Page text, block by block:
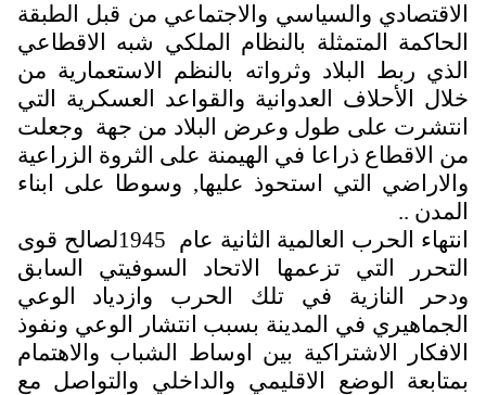
الاقتصادي والسياسي والاجتماعي من قبل الطبقة
الحاكمة المتمثلة بالنظام الملكي شبه الاقطاعي
الذي ربط البلاد وثرواته بالنظم الاستعمارية من
خلال الأحلاف العدوانية والقواعد العسكرية التي
انتشرت على طول وعرض البلاد من جهة وجعلت
من الاقطاع ذراعا في الهيمنة على الثروة الزراعية
والاراضي التي استحوذ عليها, وسوطا على ابناء
المدن ..
انتهاء الحرب العالمية الثانية عام 1945لصالح قوى
التحرر التي تزعمها الاتحاد السوفيتي السابق
ودحر النازية في تلك الحرب وازدياد الوعي
الجماهيري في المدينة بسبب انتشار الوعي ونفوذ
الافكار الاشتراكية بين اوساط الشباب والاهتمام
بمتابعة الوضع الاقليمي والداخلي والتواصل مع